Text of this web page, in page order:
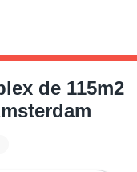
de 115m2